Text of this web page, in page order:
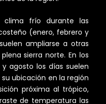
clima frío durante las
(enero, febrero y
ampliarse a otras
sierra norte. En los
agosto los días suelen
ubicación en la región
próxima al trópico,
de temperatura las